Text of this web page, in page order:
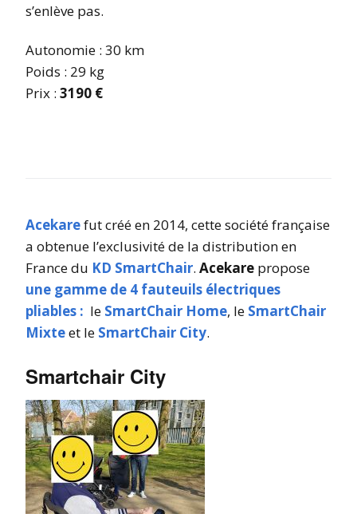
s’enlève pas.
Autonomie : 30 km
Poids : 29 kg
Prix : 3190 €
Acekarefut créé en 2014, cette société française
a obtenue l’exclusivité de la distribution en
France du KD SmartChair. Acekare propose
une gamme de 4 fauteuils électriques
pliables : le SmartChair Home, le SmartChair
Mixteet le SmartChair City.
Smartchair City